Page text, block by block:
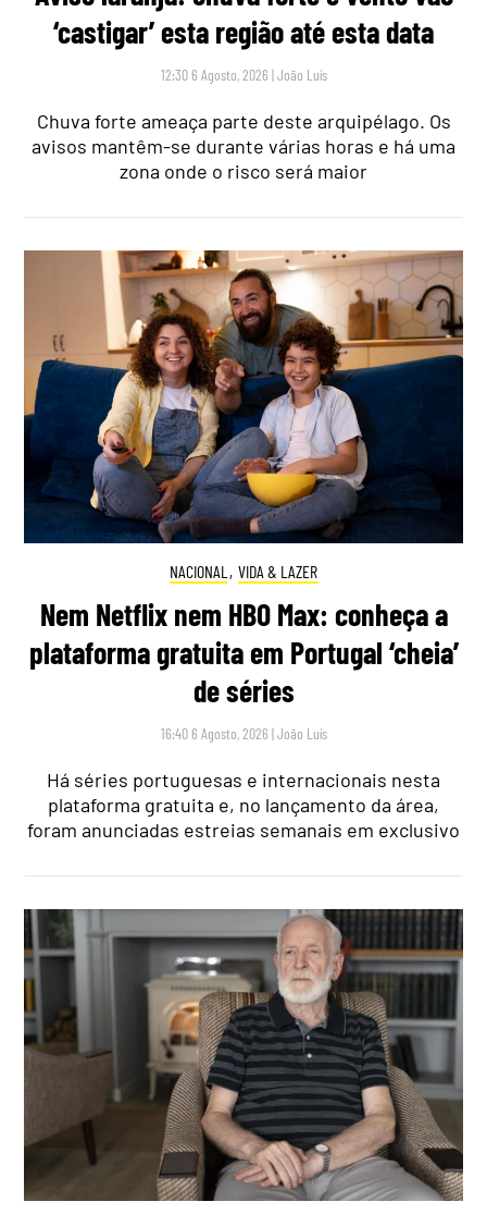
‘castigar’ esta região até esta data
12:30 6 Agosto, 2026 |João Luís
Chuva forte ameaça parte deste arquipélago. Os
avisos mantêm-se durante várias horas e há uma
zona onde o risco será maior
NACIONAL , VIDA & LAZER
Nem Netflix nem HBO Max: conheça a
plataforma gratuita em Portugal ‘cheia’
de séries
16:40 6 Agosto, 2026 |João Luís
Há séries portuguesas e internacionais nesta
plataforma gratuita e, no lançamento da área,
foram anunciadas estreias semanais em exclusivo